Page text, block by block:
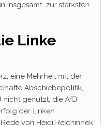
insgesamt zur stärksten
Linke
eine Mehrheit mit der
Abschiebepolitik,
nicht genutzt, die AfD
der Linken
von Heidi Reichinnek